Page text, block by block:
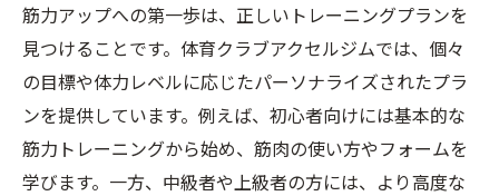
一緒に理想の体を手に入れるためのサポート
あなたもできる！筋力アップの秘訣を活かして
新しい自分に
筋力アップへの第一歩は、正しいトレーニングプランを
見つけることです。体育クラブアクセルジムでは、個々
の目標や体力レベルに応じたパーソナライズされたプラ
ンを提供しています。例えば、初心者向けには基本的な
筋力トレーニングから始め、筋肉の使い方やフォームを
学びます。一方、中級者や上級者の方には、より高度な